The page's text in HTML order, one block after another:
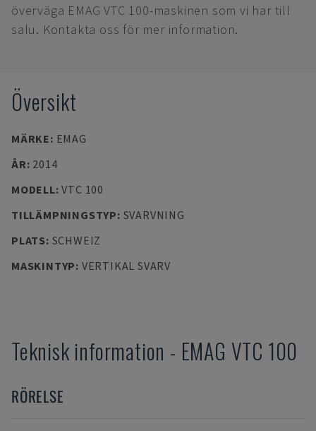
överväga EMAG VTC 100-maskinen som vi har till
salu. Kontakta oss för mer information.
Översikt
MÄRKE: EMAG
ÅR: 2014
MODELL:VTC 100
TILLÄMPNINGSTYP: SVARVNING
PLATS: SCHWEIZ
MASKINTYP: VERTIKAL SVARV
Teknisk information - EMAG VTC 100
RÖRELSE